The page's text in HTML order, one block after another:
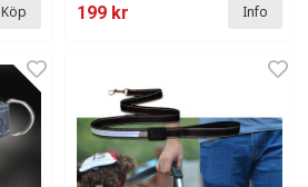
Köp 199 kr Info